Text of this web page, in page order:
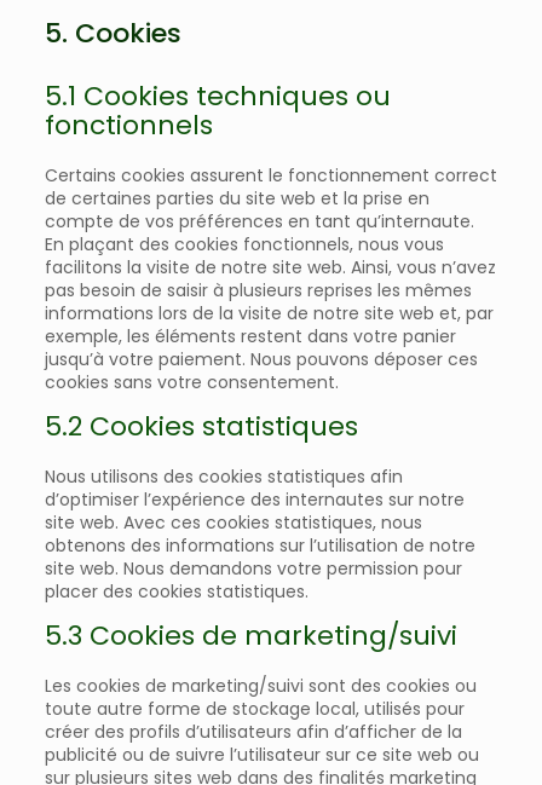
5. Cookies
5.1 Cookies techniques ou
fonctionnels
Certains cookies assurent le fonctionnement correct
de certaines parties du site web et la prise en
compte de vos préférences en tant qu’internaute.
En plaçant des cookies fonctionnels, nous vous
facilitons la visite de notre site web. Ainsi, vous n’avez
pas besoin de saisir à plusieurs reprises les mêmes
informations lors de la visite de notre site web et, par
exemple, les éléments restent dans votre panier
jusqu’à votre paiement. Nous pouvons déposer ces
cookies sans votre consentement.
5.2 Cookies statistiques
Nous utilisons des cookies statistiques afin
d’optimiser l’expérience des internautes sur notre
site web. Avec ces cookies statistiques, nous
obtenons des informations sur l’utilisation de notre
site web. Nous demandons votre permission pour
placer des cookies statistiques.
5.3 Cookies de marketing/suivi
Les cookies de marketing/suivi sont des cookies ou
toute autre forme de stockage local, utilisés pour
créer des profils d’utilisateurs afin d’afficher de la
publicité ou de suivre l’utilisateur sur ce site web ou
sur plusieurs sites web dans des finalités marketing